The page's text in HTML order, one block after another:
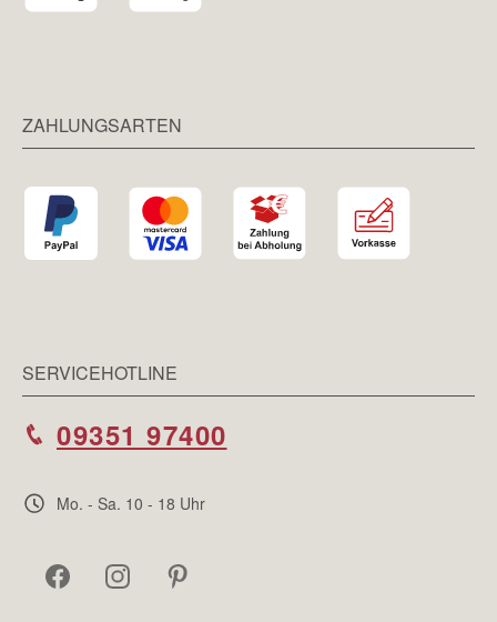
ZAHLUNGSARTEN
SERVICEHOTLINE
09351 97400
Mo. - Sa. 10 - 18 Uhr